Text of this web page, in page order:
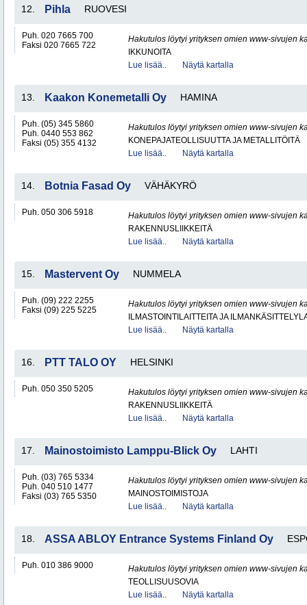
12. Pihla RUOVESI
Puh. 020 7665 700
Faksi 020 7665 722
Hakutulos löytyi yrityksen omien www-sivujen
IKKUNOITA
Lue lisää..
Näytä kartalla
13. Kaakon Konemetalli Oy HAMINA
Puh. (05) 345 5860
Puh. 0440 553 862
Faksi (05) 355 4132
Hakutulos löytyi yrityksen omien www-sivujen
KONEPAJATEOLLISUUTTA JA METALLITÖITÄ
Lue lisää..
Näytä kartalla
14. Botnia Fasad Oy VÄHÄKYRÖ
Puh. 050 306 5918
Hakutulos löytyi yrityksen omien www-sivujen
RAKENNUSLIIKKEITÄ
Lue lisää..
Näytä kartalla
15. Mastervent Oy NUMMELA
Puh. (09) 222 2255
Faksi (09) 225 5225
Hakutulos löytyi yrityksen omien www-sivujen
ILMASTOINTILAITTEITA JA
Lue lisää..
Näytä kartalla
16. PTT TALO OY HELSINKI
Puh. 050 350 5205
Hakutulos löytyi yrityksen omien www-sivujen
RAKENNUSLIIKKEITÄ
Lue lisää..
Näytä kartalla
17. Mainostoimisto Lamppu-Blick Oy LAHTI
Puh. (03) 765 5334
Puh. 040 510 1477
Faksi (03) 765 5350
Hakutulos löytyi yrityksen omien www-sivujen
MAINOSTOIMISTOJA
Lue lisää..
Näytä kartalla
18. ASSA ABLOY Entrance Systems Finland Oy
Puh. 010 386 9000
Hakutulos löytyi yrityksen omien www-sivujen
TEOLLISUUSOVIA
Lue lisää..
Näytä kartalla